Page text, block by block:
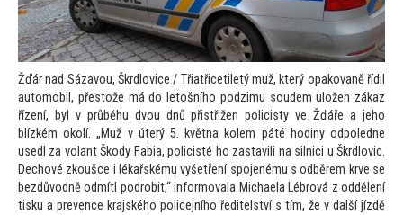
Žďár nad Sázavou, Škrdlovice / Třiatřicetiletý muž, který opakovaně řídil
automobil, přestože má do letošního podzimu soudem uložen zákaz
řízení, byl v průběhu dvou dnů přistřižen policisty ve Žďáře a jeho
blízkém okolí. „Muž v úterý 5. května kolem páté hodiny odpoledne
usedl za volant Škody Fabia, policisté ho zastavili na silnici u Škrdlovic.
Dechové zkoušce i lékařskému vyšetření spojenému s odběrem krve se
bezdůvodně odmítl podrobit,“ informovala Michaela Lébrová z oddělení
tisku a prevence krajského policejního ředitelství s tím, že v další jízdě